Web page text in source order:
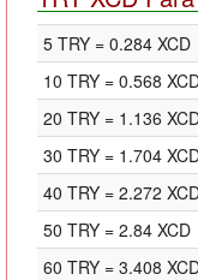
5 TRY = 0.284 XCD
10 TRY = 0.568
20 TRY = 1.136
30 TRY = 1.704
40 TRY = 2.272
50 TRY = 2.84 XCD
60 TRY = 3.408